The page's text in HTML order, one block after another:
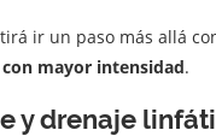
ir un paso más allá
mayor intensidad.
y drenaje